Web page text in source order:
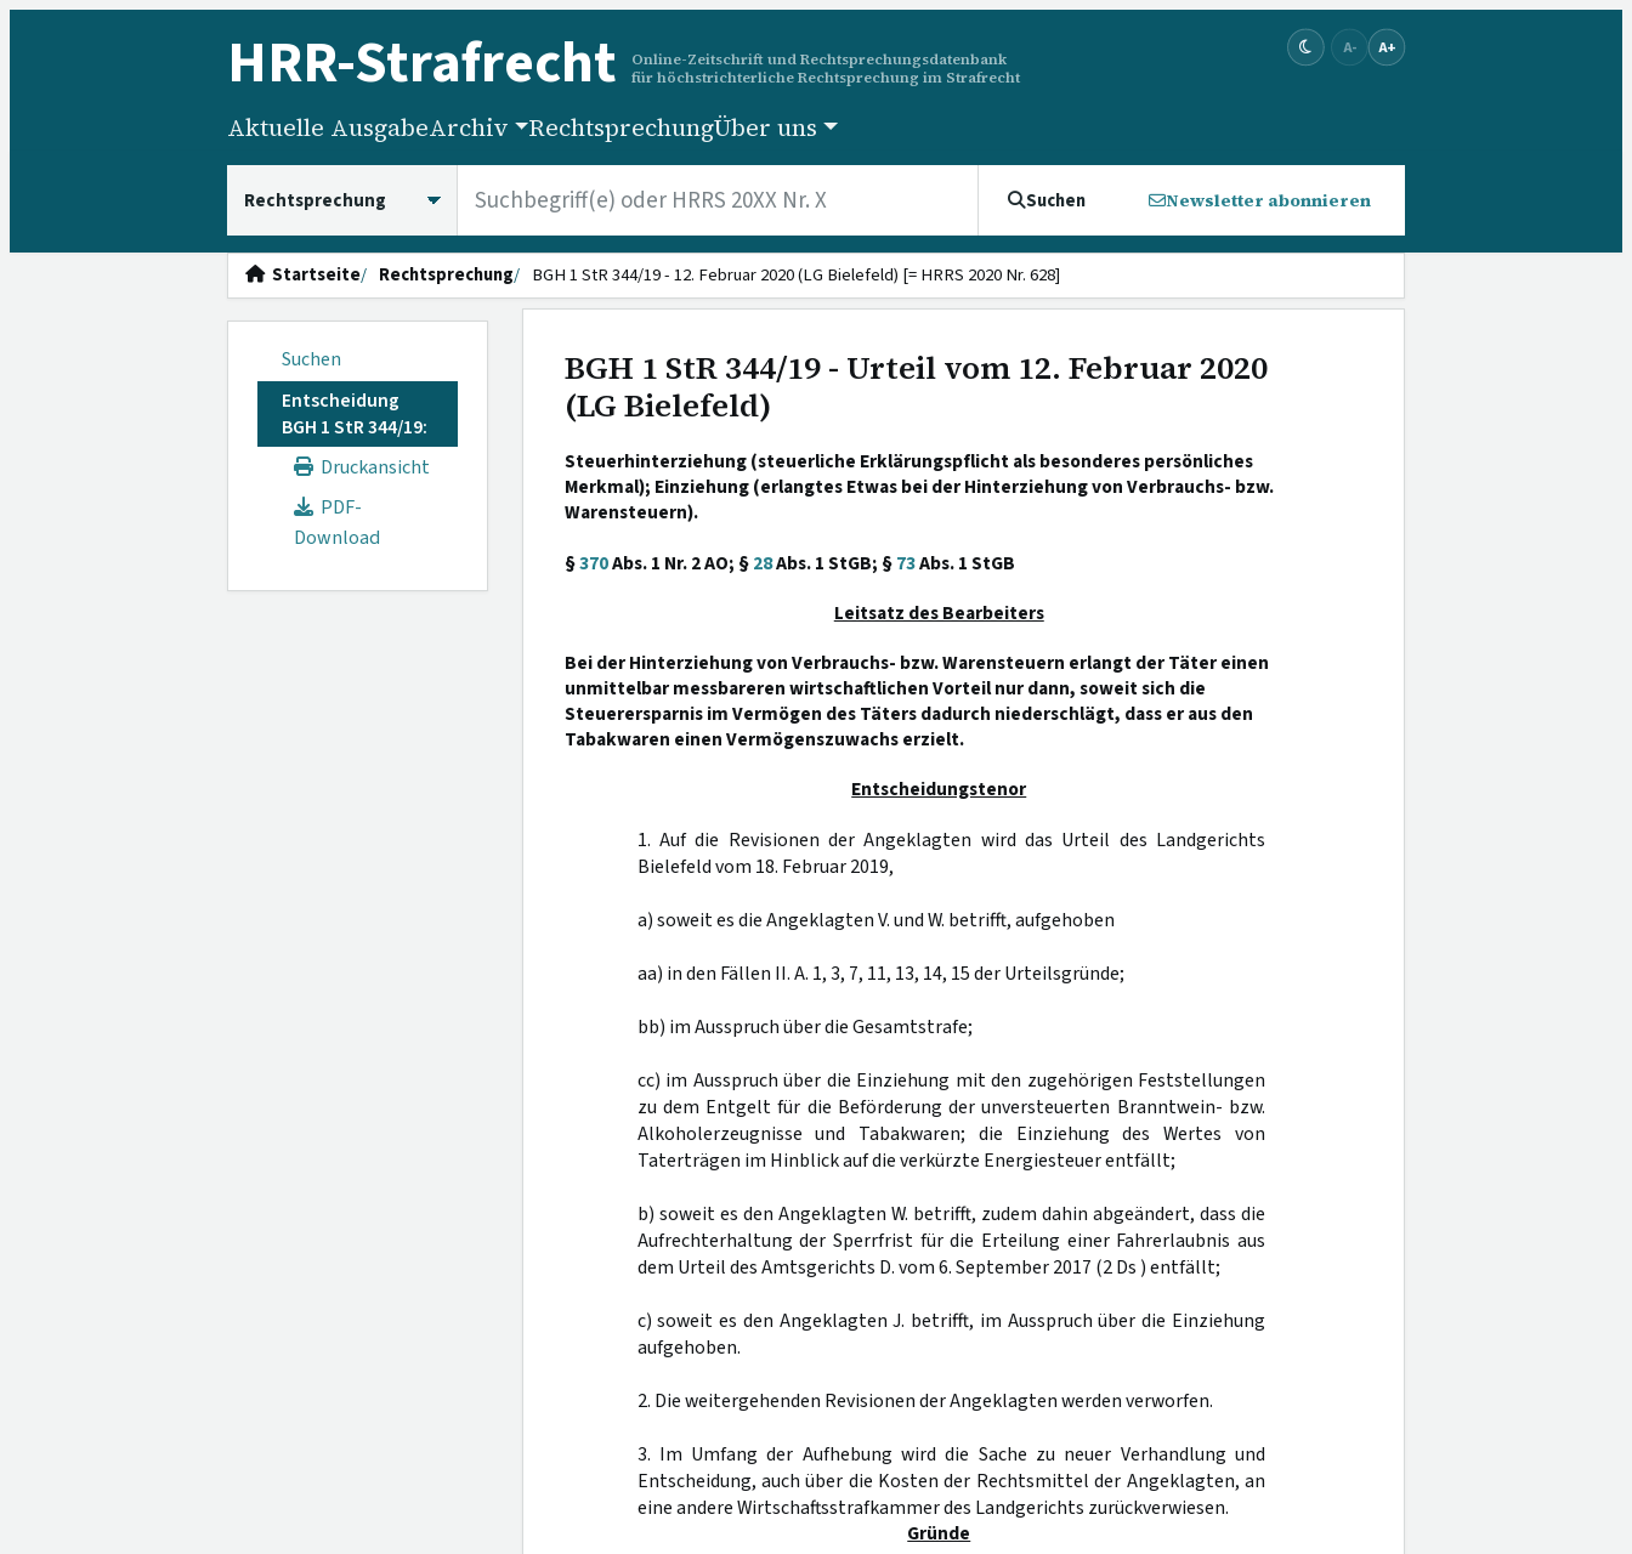
HRR-Strafrecht
Online-Zeitschrift und Rechtsprechungsdatenbank
für höchstrichterliche Rechtsprechung im Strafrecht
A- A+
Aktuelle AusgabeArchiv RechtsprechungÜber uns
Suchen Newsletter abonnieren
Startseite Rechtsprechung BGH 1 StR 344/19 - 12. Februar 2020 (LG Bielefeld) [= HRRS 2020 Nr. 628]
Suchen
Entscheidung
BGH 1 StR 344/19:
Druckansicht
PDF-
Download
BGH 1 StR 344/19 - Urteil vom 12. Februar 2020
(LG Bielefeld)
Steuerhinterziehung (steuerliche Erklärungspflicht als besonderes persönliches
Merkmal); Einziehung (erlangtes Etwas bei der Hinterziehung von Verbrauchs- bzw.
Warensteuern).
§370Abs. 1 Nr. 2 AO; §28Abs. 1 StGB; §73Abs. 1 StGB
Leitsatz des Bearbeiters
Bei der Hinterziehung von Verbrauchs- bzw. Warensteuern erlangt der Täter einen
unmittelbar messbareren wirtschaftlichen Vorteil nur dann, soweit sich die
Steuerersparnis im Vermögen des Täters dadurch niederschlägt, dass er aus den
Tabakwaren einen Vermögenszuwachs erzielt.
Entscheidungstenor
1. Auf die Revisionen der Angeklagten wird das Urteil des Landgerichts
Bielefeld vom 18. Februar 2019,
a) soweit es die Angeklagten V. und W. betrifft, aufgehoben
aa) in den Fällen II. A. 1, 3, 7, 11, 13, 14, 15 der Urteilsgründe;
bb) im Ausspruch über die Gesamtstrafe;
cc) im Ausspruch über die Einziehung mit den zugehörigen Feststellungen
zu dem Entgelt für die Beförderung der unversteuerten Branntwein- bzw.
Alkoholerzeugnisse und Tabakwaren; die Einziehung des Wertes von
Taterträgen im Hinblick auf die verkürzte Energiesteuer entfällt;
b) soweit es den Angeklagten W. betrifft, zudem dahin abgeändert, dass die
Aufrechterhaltung der Sperrfrist für die Erteilung einer Fahrerlaubnis aus
dem Urteil des Amtsgerichts D. vom 6. September 2017 (2 Ds ) entfällt;
c) soweit es den Angeklagten J. betrifft, im Ausspruch über die Einziehung
aufgehoben.
2. Die weitergehenden Revisionen der Angeklagten werden verworfen.
3. Im Umfang der Aufhebung wird die Sache zu neuer Verhandlung und
Entscheidung, auch über die Kosten der Rechtsmittel der Angeklagten, an
eine andere Wirtschaftsstrafkammer des Landgerichts zurückverwiesen.
Gründe